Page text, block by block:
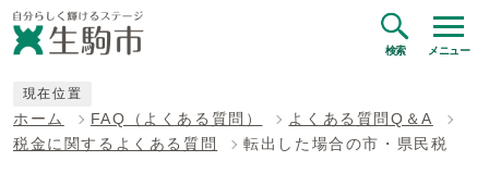
検索 メニュー
現在位置
ホーム FAQ（よくある質問）
よくある質問Q＆A
税金に関するよくある質問
転出した場合の市・県民税